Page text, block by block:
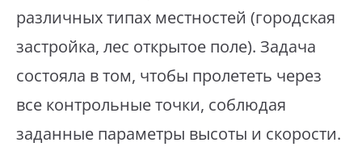
различных типах местностей (городская
застройка, лес открытое поле). Задача
состояла в том, чтобы пролететь через
все контрольные точки, соблюдая
заданные параметры высоты и скорости.